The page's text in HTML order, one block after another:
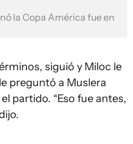
la Copa América fue en
siguió y Miloc le
preguntó a Muslera
partido. “Eso fue antes,